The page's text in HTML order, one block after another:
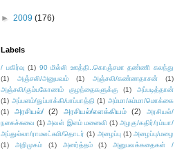
► 2009 (176)
Labels
/ பகிர்வு (1) 90 மில்லி ஊத்தி..கொஞ்சமா தண்ணி கலந்து
(1)
அஞ்சலி/அனுபவம் (1) அஞ்சலி/கண்ணதாசன்
(1)
அஞ்சலி/கும்பகோணம் குழந்தைகளுக்கு
(1)
அப்படித்தான்
(1) அப்பளம்/துப்பாக்கி/பாப்பாத்தி (1) அம்மா/சும்மா/மொக்கை
(1)
அரசியல்/ (2) அரசியல்/எளக்கியம் (2)
அரசியல்/
நகைச்சுவை (1) அவள் இளம் மனைவி (1) அழகு/கதிர்/ரம்யா/
அப்துல்லா/ராமலட்சுமி/தொடர் (1) அழைப்பு (1) அழைப்பு/மழை
(1)
அறிமுகம் (1) அனர்த்தம் (1)
அனுபவக்கதைகள் /